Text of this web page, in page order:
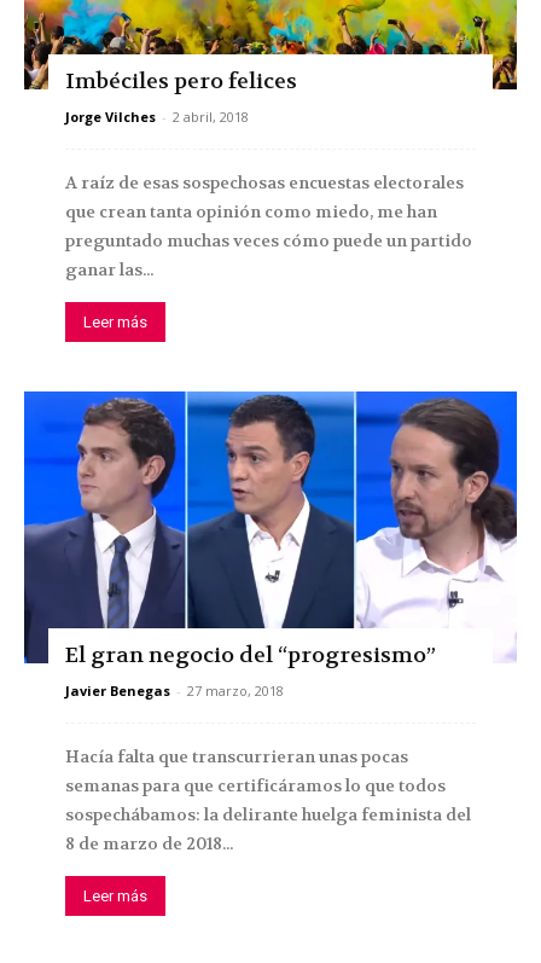
Imbéciles pero felices
Jorge Vilches - 2 abril, 2018
A raíz de esas sospechosas encuestas electorales
que crean tanta opinión como miedo, me han
preguntado muchas veces cómo puede un partido
ganar las...
Leer más
El gran negocio del “progresismo”
Javier Benegas - 27 marzo, 2018
Hacía falta que transcurrieran unas pocas
semanas para que certificáramos lo que todos
sospechábamos: la delirante huelga feminista del
8 de marzo de 2018...
Leer más